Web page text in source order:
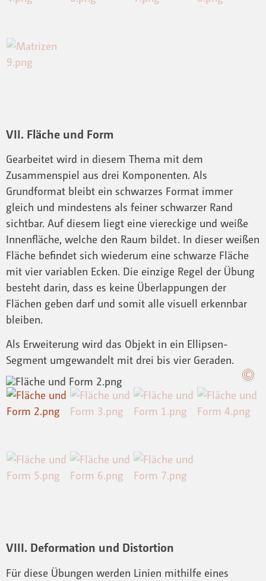
VII. Fläche und Form
Gearbeitet wird in diesem Thema mit dem
Zusammenspiel aus drei Komponenten. Als
Grundformat bleibt ein schwarzes Format immer
gleich und mindestens als feiner schwarzer Rand
sichtbar. Auf diesem liegt eine viereckige und weiße
Innenfläche, welche den Raum bildet. In dieser weißen
Fläche befindet sich wiederum eine schwarze Fläche
mit vier variablen Ecken. Die einzige Regel der Übung
besteht darin, dass es keine Überlappungen der
Flächen geben darf und somit alle visuell erkennbar
bleiben.
Als Erweiterung wird das Objekt in ein Ellipsen-
Segment umgewandelt mit drei bis vier Geraden.
VIII. Deformation und Distortion
Für diese Übungen werden Linien mithilfe eines